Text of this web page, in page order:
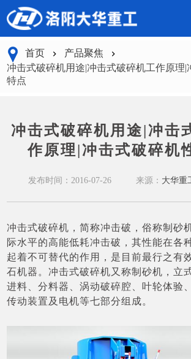
首页
产品聚焦
冲击式破碎机用途|冲击式破碎机工作原理|
特点
冲击式破碎机用途|冲击
作原理|冲击式破碎机
发布时间：2016-07-26 来源： 大华重
冲击式破碎机，简称冲击破，俗称制砂
际水平的高能低耗冲击破，其性能在各
起着不可替代的作用，是目前最行之有
石机器。冲击式破碎机又称制砂机，立
进料、分料器、涡动破碎腔、叶轮体验
传动装置及电机等七部分组成。